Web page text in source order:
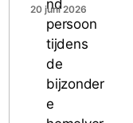
20 juni 2026